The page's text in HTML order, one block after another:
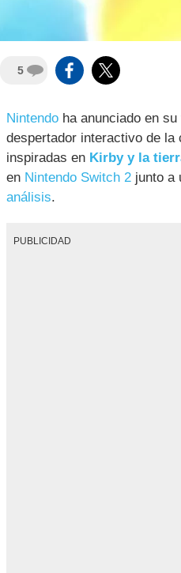
5
Nintendo ha anunciado en
despertador interactivo de la
inspiradas en Kirby y la
en Nintendo Switch 2 junto a
análisis.
PUBLICIDAD